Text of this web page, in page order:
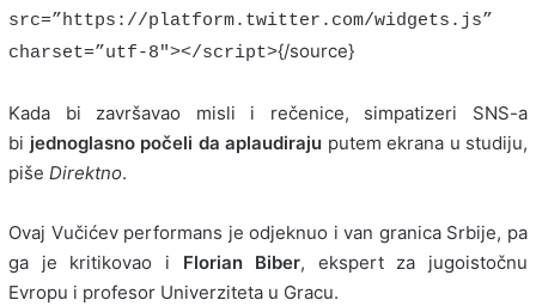
src=”https://platform.twitter.com/widgets.js”
charset=”utf-8″></script>{/source}
Kada bi završavao misli i rečenice, simpatizeri SNS-a
bi jednoglasno počeli da aplaudiraju putem ekrana u studiju,
piše Direktno.
Ovaj Vučićev performans je odjeknuo i van granica Srbije, pa
ga je kritikovao i Florian Biber, ekspert za jugoistočnu
Evropu i profesor Univerziteta u Gracu.